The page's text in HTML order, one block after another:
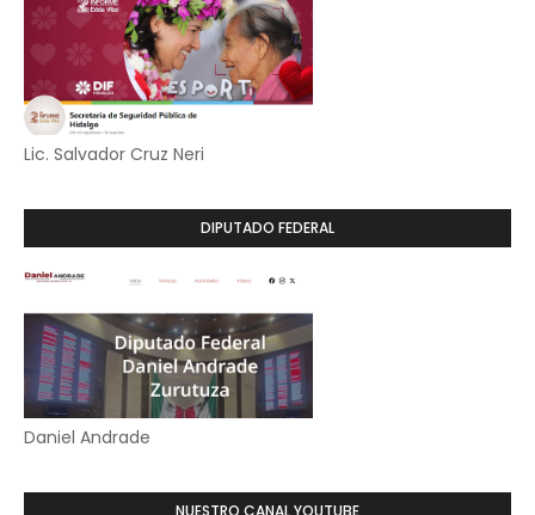
Lic. Salvador Cruz Neri
DIPUTADO FEDERAL
Daniel Andrade
NUESTRO CANAL YOUTUBE